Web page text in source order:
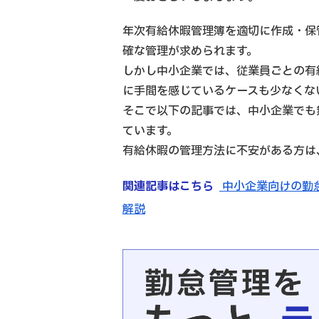
年次有給休暇管理簿を適切に作成・
確な管理が求められます。
しかし中小企業では、従業員ごとの
に手間を感じているケースも少なく
そこで以下の記事では、中小企業で
ています。
有給休暇の管理方法に不安がある方
関連記事はこちら 中小企業向けの勤
解説